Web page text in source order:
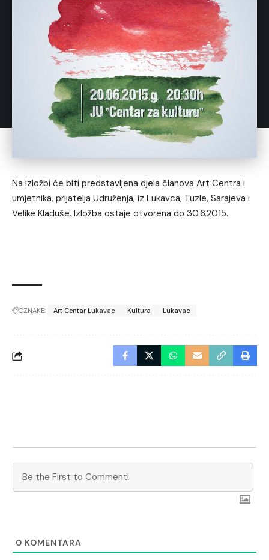
Na izložbi će biti predstavljena djela članova Art Centra i
umjetnika, prijatelja Udruženja, iz Lukavca, Tuzle, Sarajeva i
Velike Kladuše. Izložba ostaje otvorena do 30.6.2015.
OZNAKE: Art Centar Lukavac Kultura Lukavac
0 KOMENTARA